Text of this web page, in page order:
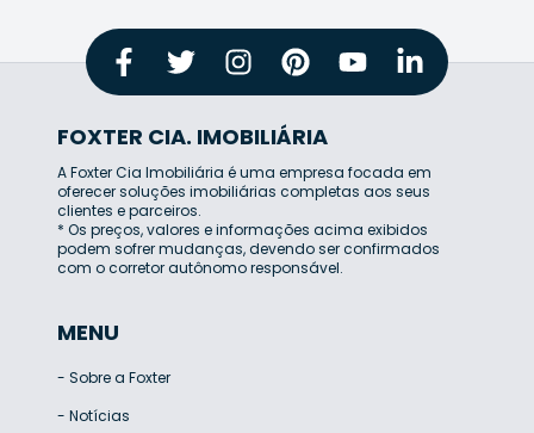
FOXTER CIA. IMOBILIÁRIA
A Foxter Cia Imobiliária é uma empresa focada em
oferecer soluções imobiliárias completas aos seus
clientes e parceiros.
* Os preços, valores e informações acima exibidos
podem sofrer mudanças, devendo ser confirmados
com o corretor autônomo responsável.
MENU
- Sobre a Foxter
- Notícias